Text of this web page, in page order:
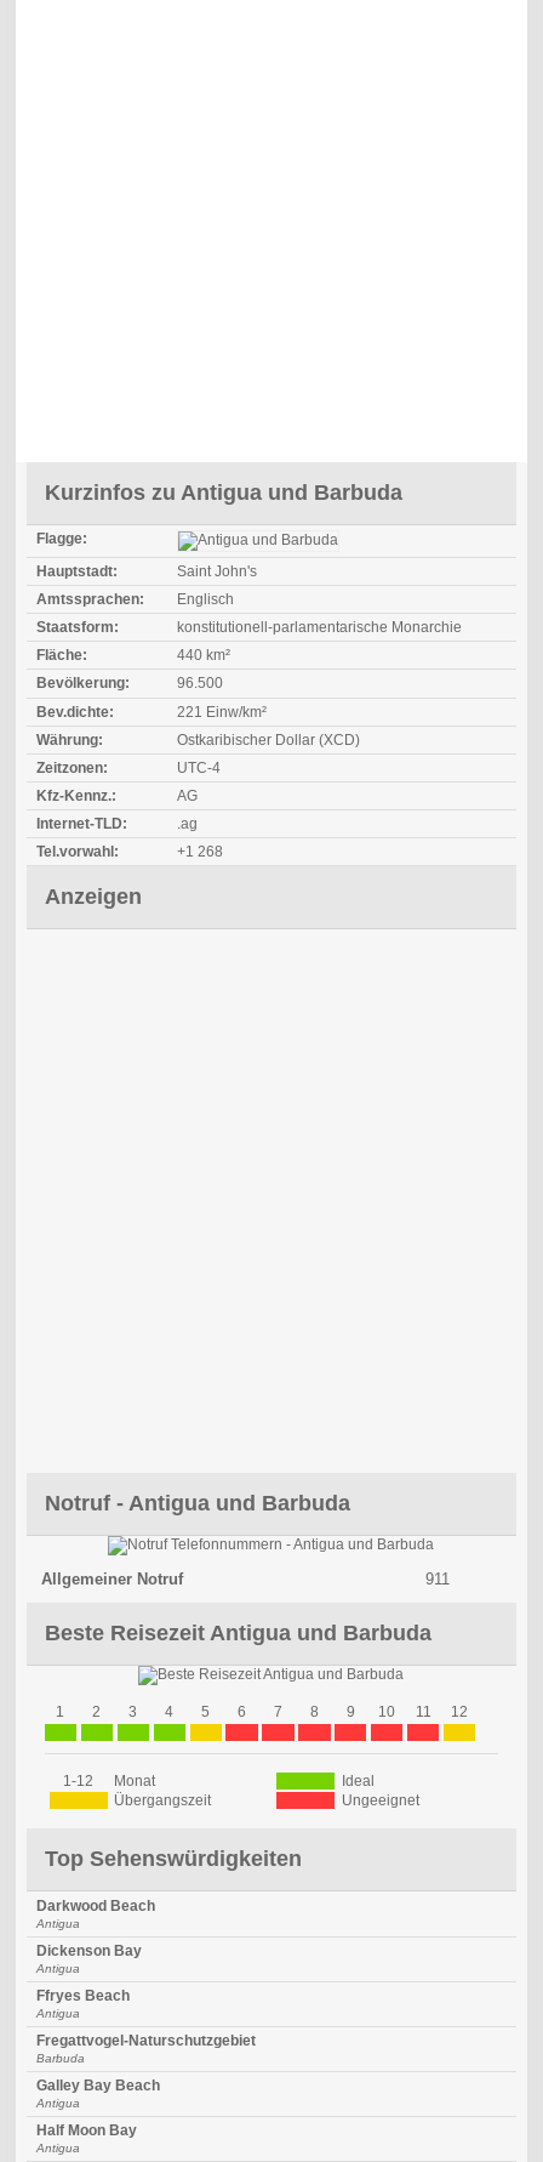
Kurzinfos zu Antigua und Barbuda
Flagge:
Hauptstadt:
Saint John's
Amtssprachen:
Englisch
Staatsform:
konstitutionell-parlamentarische Monarchie
Fläche:
440 km²
Bevölkerung:
96.500
Bev.dichte:
221 Einw/km²
Währung:
Ostkaribischer Dollar (XCD)
Zeitzonen:
UTC-4
Kfz-Kennz.:
AG
Internet-TLD:
.ag
Tel.vorwahl:
+1 268
Anzeigen
Notruf - Antigua und Barbuda
Allgemeiner Notruf 911
Beste Reisezeit Antigua und Barbuda
1 2 3 4 5 6 7 8 9 10 11 12
1-12 Monat
Ideal
Übergangszeit
Ungeeignet
Top Sehenswürdigkeiten
Darkwood Beach
Antigua
Dickenson Bay
Antigua
Ffryes Beach
Antigua
Fregattvogel-Naturschutzgebiet
Barbuda
Galley Bay Beach
Antigua
Half Moon Bay
Antigua